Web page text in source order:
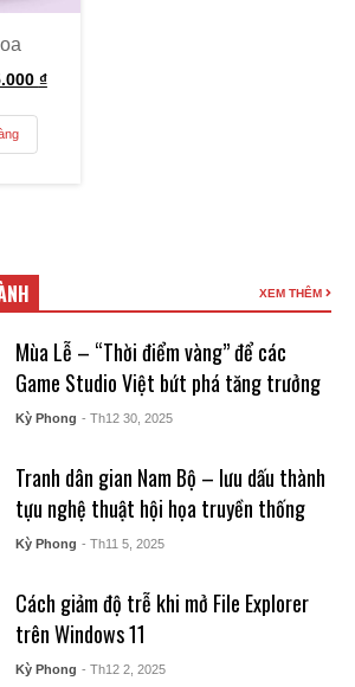
₫.
₫
XEM THÊM
Mùa Lễ – “Thời điểm vàng” để các
Game Studio Việt bứt phá tăng trưởng
Kỳ Phong - Th12 30, 2025
Tranh dân gian Nam Bộ – lưu dấu thành
tựu nghệ thuật hội họa truyền thống
Kỳ Phong - Th11 5, 2025
Cách giảm độ trễ khi mở File Explorer
trên Windows 11
Kỳ Phong - Th12 2, 2025